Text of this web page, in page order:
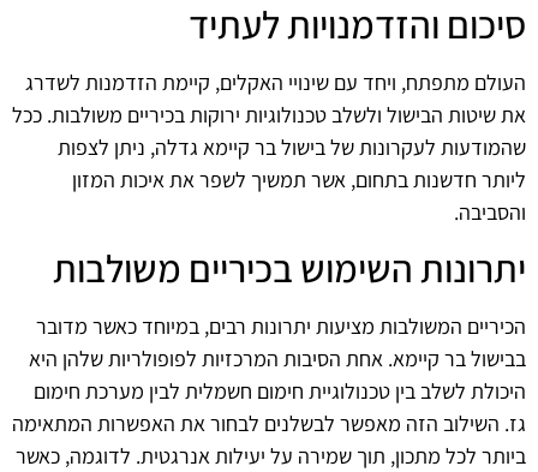
סיכום והזדמנויות לעתיד
העולם מתפתח, ויחד עם שינויי האקלים, קיימת הזדמנות לשדרג
את שיטות הבישול ולשלב טכנולוגיות ירוקות בכיריים משולבות. ככל
שהמודעות לעקרונות של בישול בר קיימא גדלה, ניתן לצפות
ליותר חדשנות בתחום, אשר תמשיך לשפר את איכות המזון
והסביבה.
יתרונות השימוש בכיריים משולבות
הכיריים המשולבות מציעות יתרונות רבים, במיוחד כאשר מדובר
בבישול בר קיימא. אחת הסיבות המרכזיות לפופולריות שלהן היא
היכולת לשלב בין טכנולוגיית חימום חשמלית לבין מערכת חימום
גז. השילוב הזה מאפשר לבשלנים לבחור את האפשרות המתאימה
ביותר לכל מתכון, תוך שמירה על יעילות אנרגטית. לדוגמה, כאשר